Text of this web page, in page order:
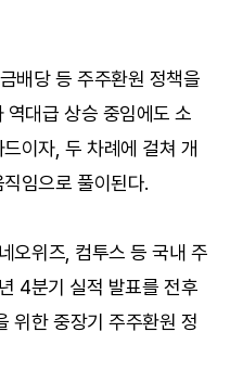
배당 등 주주환원 정책을
역대급 상승 중임에도 소
이자, 두 차례에 걸쳐 개
임으로 풀이된다.
오위즈, 컴투스 등 국내 주
4분기 실적 발표를 전후
위한 중장기 주주환원 정